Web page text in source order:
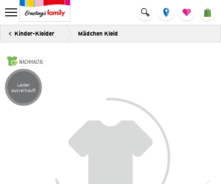
Kinder-Kleider Mädchen Kleid
NACHHALTIG
Artikel leider ausverkauft
Leider
ausverkauft